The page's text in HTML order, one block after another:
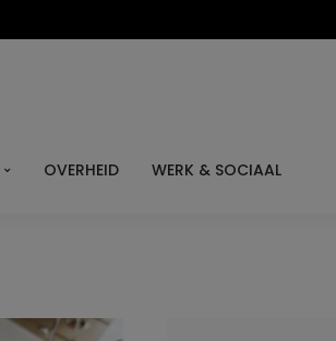
OVERHEID WERK & SOCIAAL